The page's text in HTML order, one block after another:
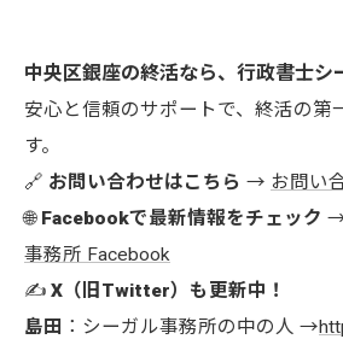
中央区銀座の終活なら、行政書士シ
安心と信頼のサポートで、終活の第
す。
🔗 お問い合わせはこちら → お問い
🌐 Facebookで最新情報をチェック
事務所 Facebook
✍️ X（旧Twitter）も更新中！
島田 ：シーガル事務所の中の人 →